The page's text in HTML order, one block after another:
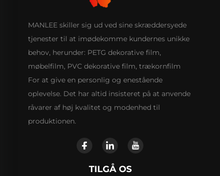
MANLEE skiller sig ud ved sine skræddersyede
tjenester til at imødekomme kundernes unikke
behov, herunder: PETG dekorative film,
møbelfilm, PVC dekorative film, trækornfilm
For at give en personlig og enestående
oplevelse. Det har altid insisteret på at anvende
råvarer af høj kvalitet og modenhed til
produktionen.
TILGÅ OS